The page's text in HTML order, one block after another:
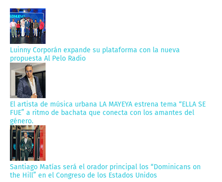
Luinny Corporán expande su plataforma con la nueva
propuesta Al Pelo Radio
El artista de música urbana LA MAYEYA estrena tema “ELLA SE
FUE” a ritmo de bachata que conecta con los amantes del
género.
Santiago Matías será el orador principal los “Dominicans on
the Hill” en el Congreso de los Estados Unidos